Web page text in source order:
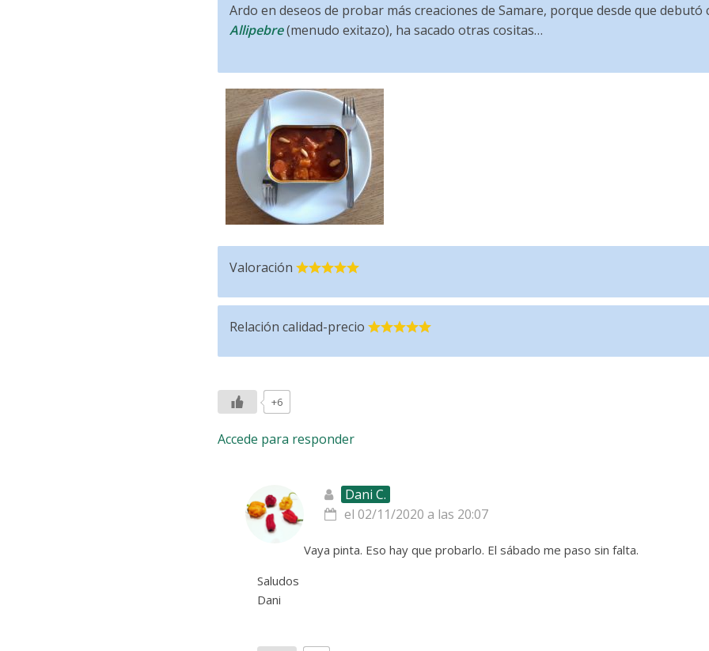
Ardo en deseos de probar más creaciones de Samare, porque desde que debutó
Allipebre(menudo exitazo), ha sacado otras cositas…
Valoración
Relación calidad-precio
+6
Accede para responder
Dani C.
el 02/11/2020 a las 20:07
Vaya pinta. Eso hay que probarlo. El sábado me paso sin falta.
Saludos
Dani